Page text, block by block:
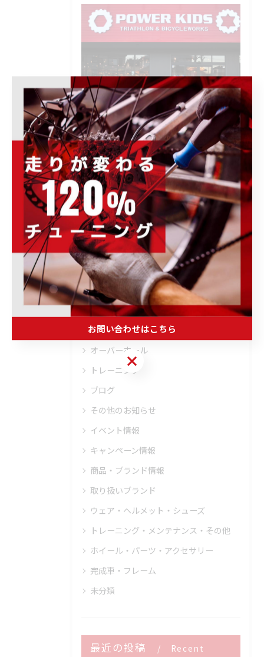
POWER-KIDS伊勢崎店で開催される各種イ
ベント、キャンペーンの情報をはじめ、お
すすめ商品の紹介や、様々なお知らせ事項
を発信します。ぜひ定期的にチェックして
下さい。
カテゴリー Categories
全てのカテゴリー
ロードバイク
メンテナンス
フィッティング
オーバーホール
トレーニング
ブログ
その他のお知らせ
イベント情報
キャンペーン情報
商品・ブランド情報
取り扱いブランド
ウェア・ヘルメット・シューズ
トレーニング・メンテナンス・その他
ホイール・パーツ・アクセサリー
完成車・フレーム
未分類
最近の投稿
Recent
お問い合わせはこちら
お問い合わせはこちら